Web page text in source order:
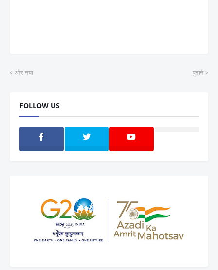
और नया पुराने
FOLLOW US